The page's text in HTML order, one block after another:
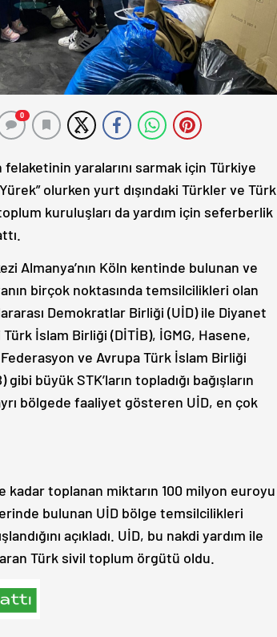
0
felaketinin yaralarını sarmak için Türkiye
olurken yurt dışındaki Türkler ve Türk
kuruluşları da yardım için seferberlik
Almanya’nın Köln kentinde bulunan ve
birçok noktasında temsilcilikleri olan
Demokratlar Birliği (UİD) ile Diyanet
İslam Birliği (DİTİB), İGMG, Hasene,
ve Avrupa Türk İslam Birliği
gibi büyük STK’ların topladığı bağışların
bölgede faaliyet gösteren UİD, en çok
kadar toplanan miktarın 100 milyon euroyu
bulunan UİD bölge temsilcilikleri
açıkladı. UİD, bu nakdi yardım ile
Türk sivil toplum örgütü oldu.